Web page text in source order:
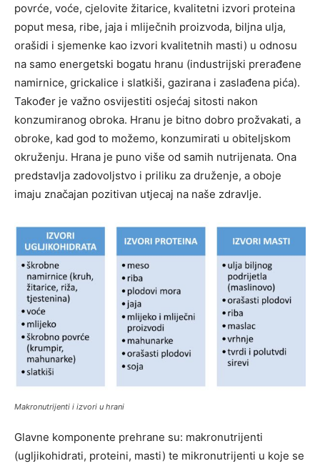
povrće, voće, cjelovite žitarice, kvalitetni izvori proteina
poput mesa, ribe, jaja i mliječnih proizvoda, biljna ulja,
orašidi i sjemenke kao izvori kvalitetnih masti) u odnosu
na samo energetski bogatu hranu (industrijski prerađene
namirnice, grickalice i slatkiši, gazirana i zaslađena pića).
Također je važno osvijestiti osjećaj sitosti nakon
konzumiranog obroka. Hranu je bitno dobro prožvakati, a
obroke, kad god to možemo, konzumirati u obiteljskom
okruženju. Hrana je puno više od samih nutrijenata. Ona
predstavlja zadovoljstvo i priliku za druženje, a oboje
imaju značajan pozitivan utjecaj na naše zdravlje.
Makronutrijenti i izvori u hrani
Glavne komponente prehrane su: makronutrijenti
(ugljikohidrati, proteini, masti) te mikronutrijenti u koje se